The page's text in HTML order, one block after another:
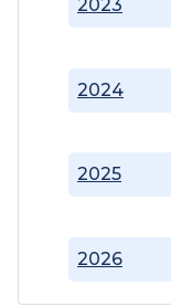
2023
2024
2025
2026